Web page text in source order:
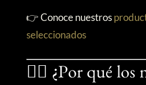
👉 Conoce nuestros
seleccionados
🧙‍♂️ ¿Por qué los